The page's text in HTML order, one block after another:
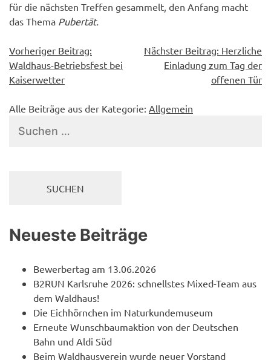
für die nächsten Treffen gesammelt, den Anfang macht
das Thema Pubertät.
Beitragsnavigation
Vorheriger Beitrag:
Waldhaus-Betriebsfest bei
Kaiserwetter
Nächster Beitrag: Herzliche
Einladung zum Tag der
offenen Tür
Alle Beiträge aus der Kategorie: Allgemein
nach:
Neueste Beiträge
Bewerbertag am 13.06.2026
B2RUN Karlsruhe 2026: schnellstes Mixed-Team aus
dem Waldhaus!
Die Eichhörnchen im Naturkundemuseum
Erneute Wunschbaumaktion von der Deutschen
Bahn und Aldi Süd
Beim Waldhausverein wurde neuer Vorstand